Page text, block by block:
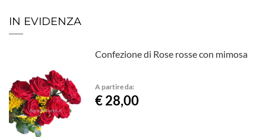
IN EVIDENZA
Confezione di Rose rosse con mimosa
A partire da:
€ 28,00